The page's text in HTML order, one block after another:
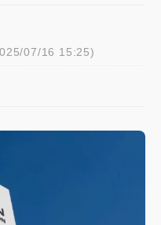
Way若改由政府委
「爸爸免費」 遠雄海洋
下午4時強制拖吊 中午
07/16 15:25)